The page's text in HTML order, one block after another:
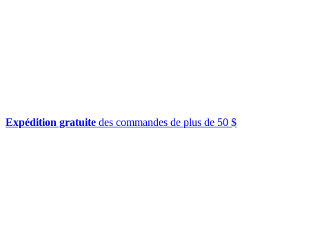
Expédition gratuite des commandes de plus de 50 $